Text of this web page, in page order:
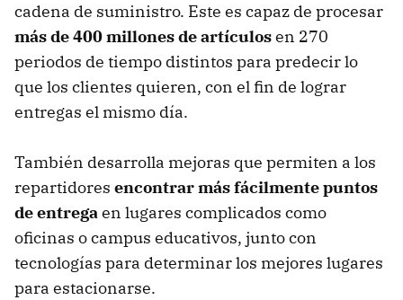
cadena de suministro. Este es capaz de procesar
más de 400 millones de artículosen 270
periodos de tiempo distintos para predecir lo
que los clientes quieren, con el fin de lograr
entregas el mismo día.
También desarrolla mejoras que permiten a los
repartidores encontrar más fácilmente puntos
de entregaen lugares complicados como
oficinas o campus educativos, junto con
tecnologías para determinar los mejores lugares
para estacionarse.